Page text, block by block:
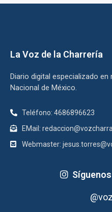
La Voz de la Charrería
Diario digital especializado
Nacional de México.
Teléfono: 4686896623
EMail:
Webmaster: